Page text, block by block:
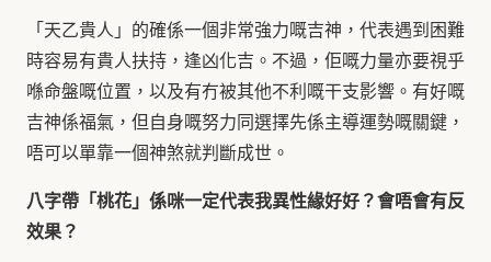
「天乙貴人」的確係一個非常強力嘅吉神，代表遇到困難
時容易有貴人扶持，逢凶化吉。不過，佢嘅力量亦要視乎
喺命盤嘅位置，以及有冇被其他不利嘅干支影響。有好嘅
吉神係福氣，但自身嘅努力同選擇先係主導運勢嘅關鍵，
唔可以單靠一個神煞就判斷成世。
八字帶「桃花」係咪一定代表我異性緣好好？會唔會有反
效果？